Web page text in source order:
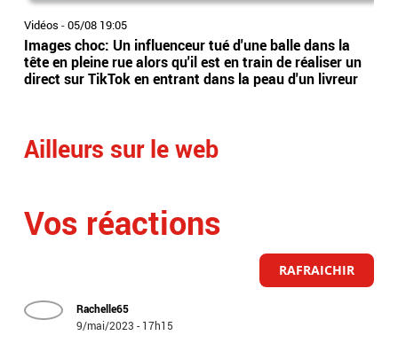
Vidéos -05/08 19:05
Images choc: Un influenceur tué d'une balle dans la
tête en pleine rue alors qu'il est en train de réaliser un
direct sur TikTok en entrant dans la peau d'un livreur
Ailleurs sur le web
Vos réactions
RAFRAICHIR
Rachelle65
9/mai/2023 - 17h15